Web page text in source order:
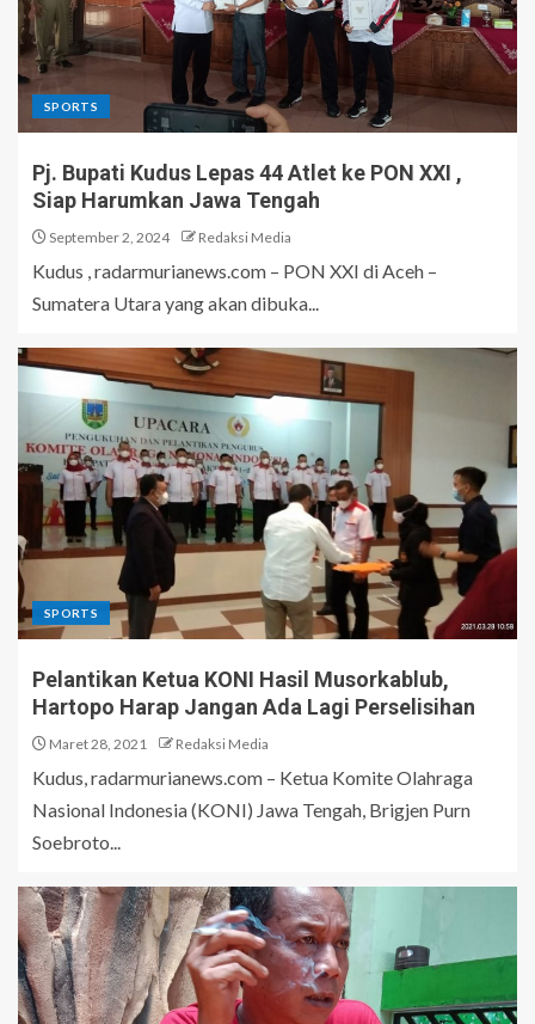
SPORTS
Pj. Bupati Kudus Lepas 44 Atlet ke PON XXI ,
Siap Harumkan Jawa Tengah
September 2, 2024 Redaksi Media
Kudus , radarmurianews.com – PON XXI di Aceh –
Sumatera Utara yang akan dibuka...
SPORTS
Pelantikan Ketua KONI Hasil Musorkablub,
Hartopo Harap Jangan Ada Lagi Perselisihan
Maret 28, 2021 Redaksi Media
Kudus, radarmurianews.com – Ketua Komite Olahraga
Nasional Indonesia (KONI) Jawa Tengah, Brigjen Purn
Soebroto...